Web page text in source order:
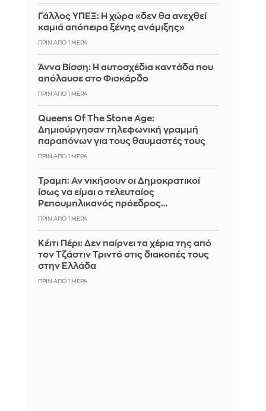
Γάλλος ΥΠΕΞ: Η χώρα «δεν θα ανεχθεί
καμιά απόπειρα ξένης ανάμιξης»
ΠΡΙΝ ΑΠΌ 1 ΜΈΡΑ
Άννα Βίσση: Η αυτοσχέδια καντάδα που
απόλαυσε στο Φισκάρδο
ΠΡΙΝ ΑΠΌ 1 ΜΈΡΑ
Queens Of The Stone Age:
Δημιούργησαν τηλεφωνική γραμμή
παραπόνων για τους θαυμαστές τους
ΠΡΙΝ ΑΠΌ 1 ΜΈΡΑ
Τραμπ: Αν νικήσουν οι Δημοκρατικοί
ίσως να είμαι ο τελευταίος
Ρεπουμπλικανός πρόεδρος…
ΠΡΙΝ ΑΠΌ 1 ΜΈΡΑ
Κέιτι Πέρι: Δεν παίρνει τα χέρια της από
τον Τζάστιν Τριντό στις διακοπές τους
στην Ελλάδα
ΠΡΙΝ ΑΠΌ 1 ΜΈΡΑ